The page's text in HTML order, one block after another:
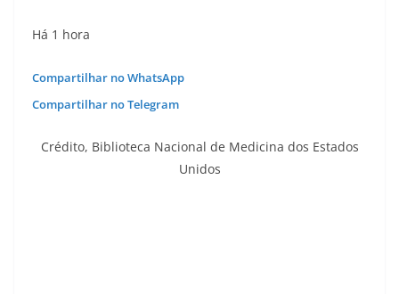
Há 1 hora
Compartilhar no WhatsApp
Compartilhar no Telegram
Crédito, Biblioteca Nacional de Medicina dos Estados
Unidos